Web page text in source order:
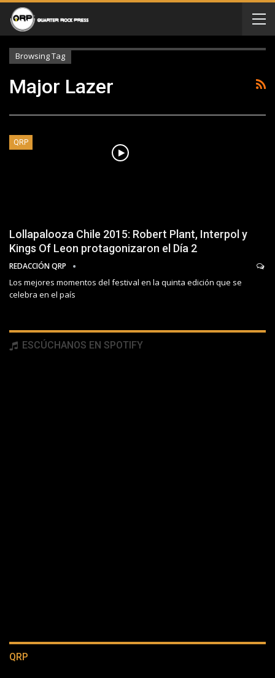
Browsing Tag
Major Lazer
QRP
Lollapalooza Chile 2015: Robert Plant, Interpol y
Kings Of Leon protagonizaron el Día 2
REDACCIÓN QRP
Los mejores momentos del festival en la quinta edición que se
celebra en el país
ESCÚCHANOS EN SPOTIFY
QRP